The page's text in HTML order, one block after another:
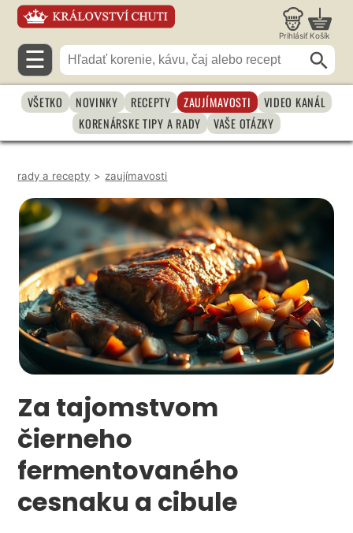
Prihlásiť Košík
☰
VŠETKO NOVINKY RECEPTY ZAUJÍMAVOSTI
VIDEO KANÁL
KORENÁRSKE TIPY A RADY
VAŠE OTÁZKY
rady a recepty > zaujímavosti
Za tajomstvom
čierneho
fermentovaného
cesnaku a cibule